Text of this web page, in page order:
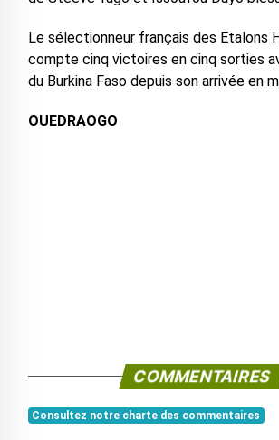
Le sélectionneur français des Etalons
compte cinq victoires en cinq sorties
du Burkina Faso depuis son arrivée en
OUEDRAOGO
COMMENTAIRES
Consultez notre charte des commentaires